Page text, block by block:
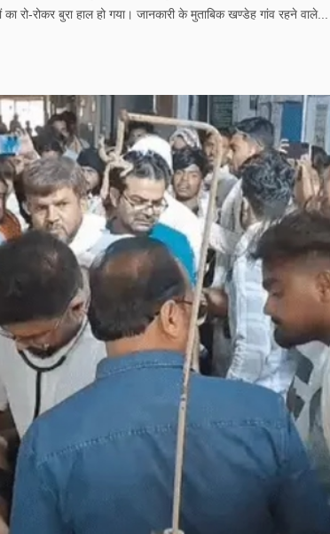
रो-रोकर बुरा हाल हो गया। जानकारी के मुताबिक खण्डेह गांव रहने वाले...